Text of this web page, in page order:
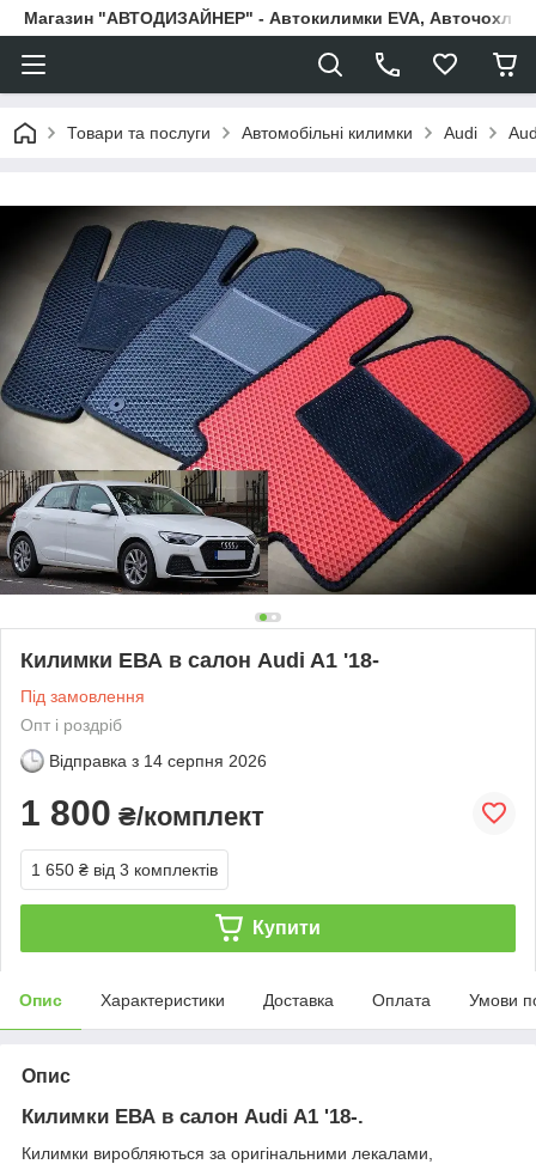
Магазин "АВТОДИЗАЙНЕР" - Автокилимки EVA, Авточохли,
Товари та послуги Автомобільні килимки Audi
Килимки ЕВА в салон Audi A1 '18-
Під замовлення
Опт і роздріб
Відправка з 14 серпня 2026
1 800 ₴/комплект
1 650 ₴ від 3 комплектів
Купити
Опис Характеристики Доставка Оплата Умови
Опис
Килимки ЕВА в салон Audi A1 '18-.
Килимки виробляються за оригінальними лекалами,